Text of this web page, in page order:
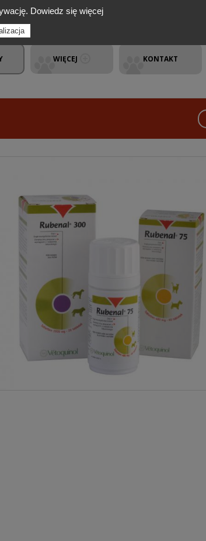
WIĘCEJ KONTAKT
Dowiedz się więcej